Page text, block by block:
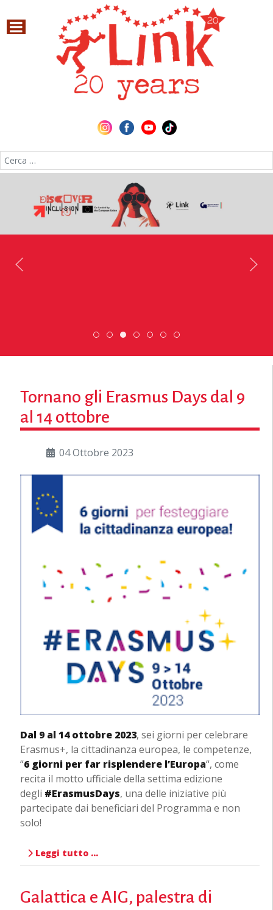
Cerca nel sito
Scopri dove sono i nostri volontari
DiscoverEu Inclusion
ESC » Volontariato
Scambio Giovanile
Tornano gli Erasmus Days dal 9
al 14 ottobre
04 Ottobre 2023
Dal 9 al 14 ottobre 2023, sei giorni per celebrare
Erasmus+, la cittadinanza europea, le competenze,
“6 giorni per far risplendere l’Europa“, come
recita il motto ufficiale della settima edizione
degli #ErasmusDays, una delle iniziative più
partecipate dai beneficiari del Programma e non
solo!
Leggi tutto …
Galattica e AIG, palestra di